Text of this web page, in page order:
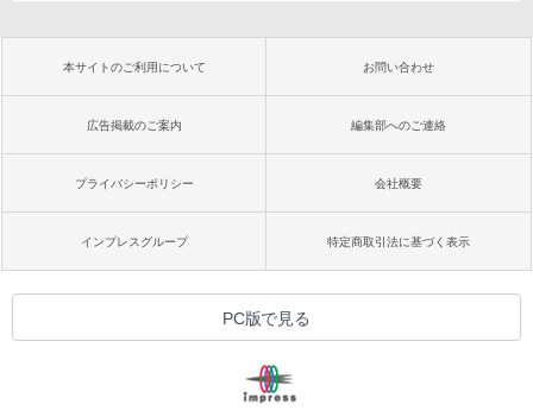
本サイトのご利用について お問い合わせ
広告掲載のご案内 編集部へのご連絡
プライバシーポリシー 会社概要
インプレスグループ 特定商取引法に基づく表示
PC版で見る